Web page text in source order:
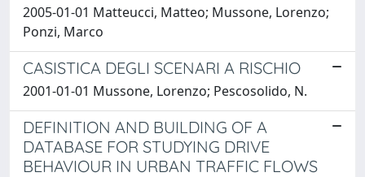
2005-01-01 Matteucci, Matteo; Mussone, Lorenzo;
Ponzi, Marco
CASISTICA DEGLI SCENARI A RISCHIO
2001-01-01 Mussone, Lorenzo; Pescosolido, N.
DEFINITION AND BUILDING OF A
DATABASE FOR STUDYING DRIVE
BEHAVIOUR IN URBAN TRAFFIC FLOWS